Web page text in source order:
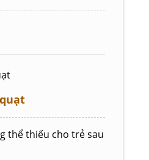
thể thiếu cho trẻ sau